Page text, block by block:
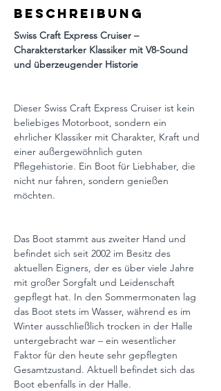
Beschreibung
Swiss Craft Express Cruiser –
Charakterstarker Klassiker mit V8-Sound
und überzeugender Historie
Dieser Swiss Craft Express Cruiser ist kein
beliebiges Motorboot, sondern ein
ehrlicher Klassiker mit Charakter, Kraft und
einer außergewöhnlich guten
Pflegehistorie. Ein Boot für Liebhaber, die
nicht nur fahren, sondern genießen
möchten.
Das Boot stammt aus zweiter Hand und
befindet sich seit 2002 im Besitz des
aktuellen Eigners, der es über viele Jahre
mit großer Sorgfalt und Leidenschaft
gepflegt hat. In den Sommermonaten lag
das Boot stets im Wasser, während es im
Winter ausschließlich trocken in der Halle
untergebracht war – ein wesentlicher
Faktor für den heute sehr gepflegten
Gesamtzustand. Aktuell befindet sich das
Boot ebenfalls in der Halle.